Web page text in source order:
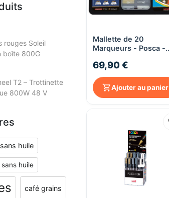
rouges Soleil
boîte 800G
T2 – Trottinette
800W 48 V
huile
huile
café grains
Aperçu rapide
Mallette de 20
Marqueurs - Posca -
69,90 €
Ajouter au panier